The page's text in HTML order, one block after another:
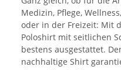
Medizin, Pflege,
oder in der Freizeit: Mit
Poloshirt mit seitlichen
bestens ausgestattet.
nachhaltige Shirt